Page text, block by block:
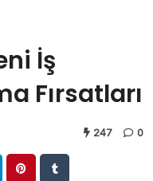
İş
Fırsatları
247 0